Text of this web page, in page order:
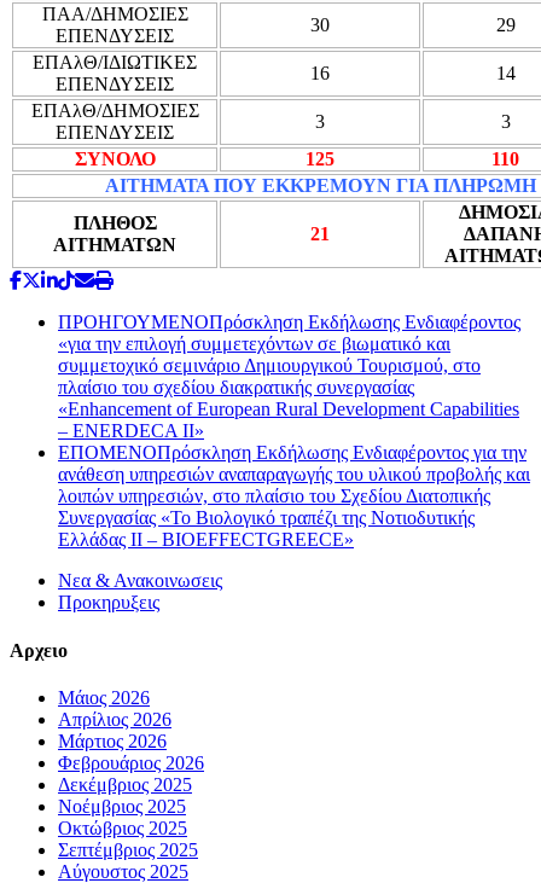
ΠΑΑ/ΔΗΜΟΣΙΕΣ
ΕΠΕΝΔΥΣΕΙΣ
30
29
ΕΠΑλΘ/ΙΔΙΩΤΙΚΕΣ
ΕΠΕΝΔΥΣΕΙΣ
16
14
ΕΠΑλΘ/ΔΗΜΟΣΙΕΣ
ΕΠΕΝΔΥΣΕΙΣ
3
3
ΣΥΝΟΛΟ
125
110
ΑΙΤΗΜΑΤΑ ΠΟΥ ΕΚΚΡΕΜΟΥΝ ΓΙΑ
ΠΛΗΘΟΣ
ΑΙΤΗΜΑΤΩΝ
21
ΠΡΟΗΓΟΥΜΕΝΟΠρόσκληση Εκδήλωσης Ενδιαφέροντος
«για την επιλογή συμμετεχόντων σε βιωματικό και
συμμετοχικό σεμινάριο Δημιουργικού Τουρισμού, στο
πλαίσιο του σχεδίου διακρατικής συνεργασίας
«Enhancement of European Rural Development Capabilities
– ENERDECA II»
ΕΠΟΜΕΝΟΠρόσκληση Εκδήλωσης Ενδιαφέροντος για την
ανάθεση υπηρεσιών αναπαραγωγής του υλικού προβολής και
λοιπών υπηρεσιών, στο πλαίσιο του Σχεδίου Διατοπικής
Συνεργασίας «Το Βιολογικό τραπέζι της Νοτιοδυτικής
Ελλάδας ΙΙ – BIOEFFECTGREECE»
Νεα & Ανακοινωσεις
Προκηρυξεις
Αρχειο
Μάιος 2026
Απρίλιος 2026
Μάρτιος 2026
Φεβρουάριος 2026
Δεκέμβριος 2025
Νοέμβριος 2025
Οκτώβριος 2025
Σεπτέμβριος 2025
Αύγουστος 2025